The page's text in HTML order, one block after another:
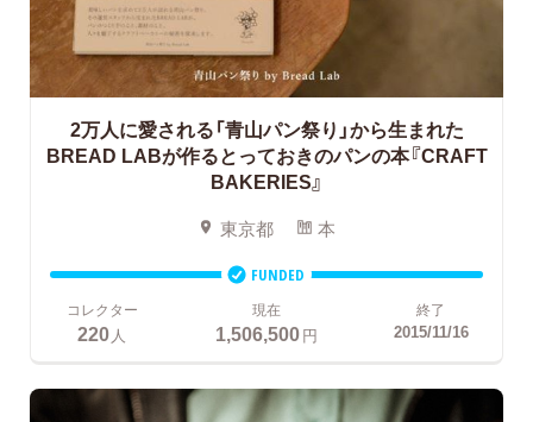
2万人に愛される「青山パン祭り」から生まれた
BREAD LABが作るとっておきのパンの本『CRAFT
BAKERIES』
東京都 本
FUNDED
コレクター
220人
現在
1,506,500円
終了
2015/11/16